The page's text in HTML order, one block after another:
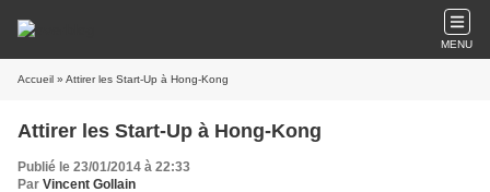
MENU
Accueil » Attirer les Start-Up à Hong-Kong
Attirer les Start-Up à Hong-Kong
Publié le 23/01/2014 à 22:33
Par Vincent Gollain